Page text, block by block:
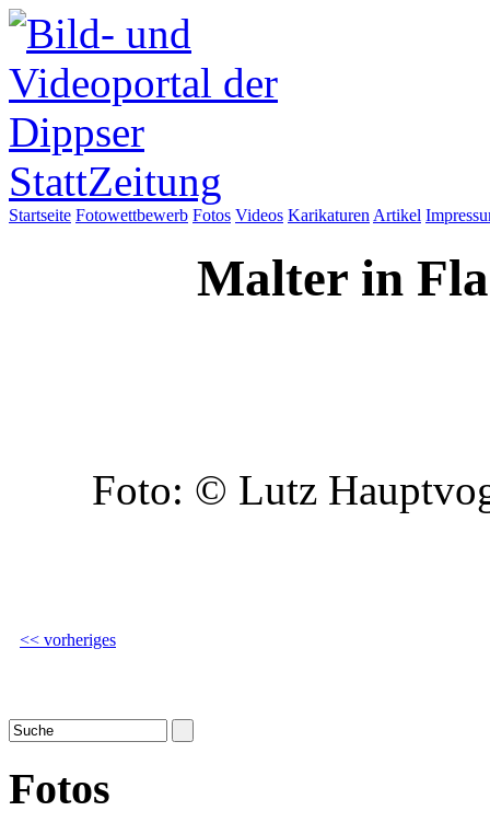
Startseite Fotowettbewerb Fotos Videos Karikaturen Artikel
Malter in
Foto: © Lutz
<< vorheriges
Fotos